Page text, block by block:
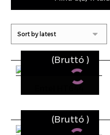
(Bruttó )
(Bruttó )